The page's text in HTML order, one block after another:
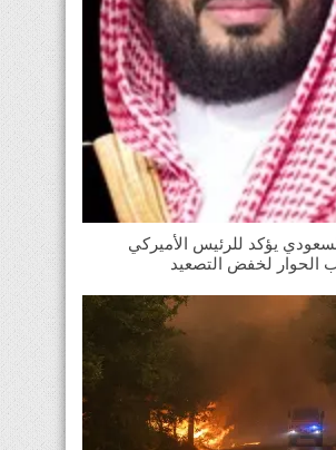
يؤكد للرئيس الأميركي
الحوار لخفض التصعيد